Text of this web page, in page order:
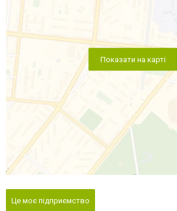
Показати на карті
Це моє підприємство